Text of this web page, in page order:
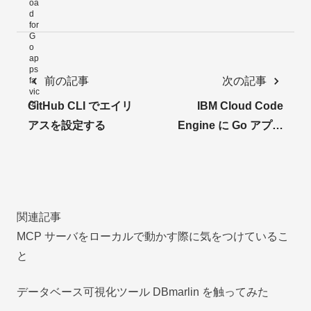
前の記事
GitHub CLI でエイリ
アスを設定する
次の記事
IBM Cloud Code
Engine に Go アプリ
関連記事
MCP サーバをローカルで動かす際に気をつけているこ
と
データベース可視化ツール DBmarlin を触ってみた